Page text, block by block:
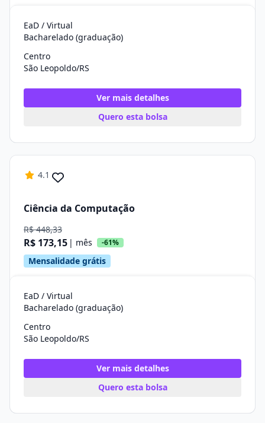
EaD / Virtual
Bacharelado (graduação)
Centro
São Leopoldo/RS
Ver mais detalhes
Quero esta bolsa
4.1
Ciência da Computação
R$ 448,33
R$ 173,15 | mês -61%
Mensalidade grátis
EaD / Virtual
Bacharelado (graduação)
Centro
São Leopoldo/RS
Ver mais detalhes
Quero esta bolsa